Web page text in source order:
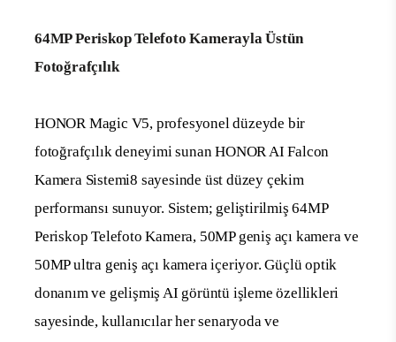
64MP Periskop Telefoto Kamerayla Üstün
Fotoğrafçılık
HONOR Magic V5, profesyonel düzeyde bir
fotoğrafçılık deneyimi sunan HONOR AI Falcon
Kamera Sistemi8 sayesinde üst düzey çekim
performansı sunuyor. Sistem; geliştirilmiş 64MP
Periskop Telefoto Kamera, 50MP geniş açı kamera ve
50MP ultra geniş açı kamera içeriyor. Güçlü optik
donanım ve gelişmiş AI görüntü işleme özellikleri
sayesinde, kullanıcılar her senaryoda ve